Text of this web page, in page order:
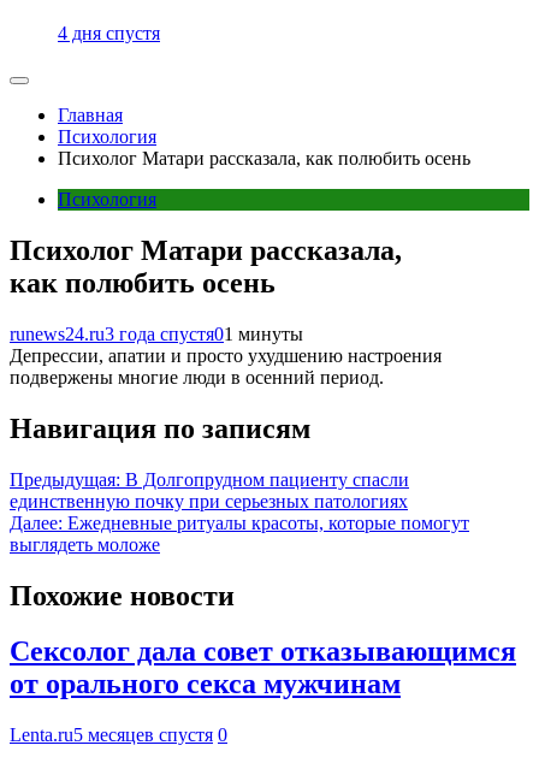
4 дня спустя
Главная
Психология
Психолог Матари рассказала, как полюбить осень
Психология
Психолог Матари рассказала,
как полюбить осень
runews24.ru3 года спустя01 минуты
Депрессии, апатии и просто ухудшению настроения
подвержены многие люди в осенний период.
Навигация по записям
Предыдущая: В Долгопрудном пациенту спасли
единственную почку при серьезных патологиях
Далее: Ежедневные ритуалы красоты, которые помогут
выглядеть моложе
Похожие новости
Сексолог дала совет отказывающимся
от орального секса мужчинам
Lenta.ru5 месяцев спустя 0